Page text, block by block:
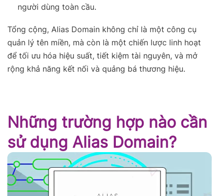
người dùng toàn cầu.
Tổng cộng, Alias Domain không chỉ là một công cụ
quản lý tên miền, mà còn là một chiến lược linh hoạt
để tối ưu hóa hiệu suất, tiết kiệm tài nguyên, và mở
rộng khả năng kết nối và quảng bá thương hiệu.
Những trường hợp nào cần
sử dụng Alias Domain?